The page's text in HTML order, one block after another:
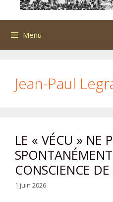
Menu
Jean-Paul
LE « VÉCU » NE
CONSCIENCE DE
1 juin 2026